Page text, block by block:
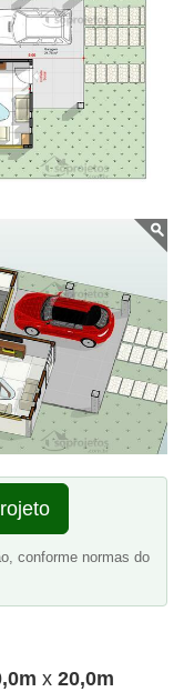
conforme normas do
x 20,0m